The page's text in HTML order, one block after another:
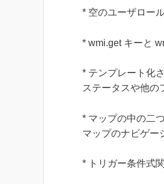
* 空のユーザロー
* wmi.get キーと
* テンプレート化
ステータスや他の
* マップの中の二
マップのナビゲー
* トリガー条件式